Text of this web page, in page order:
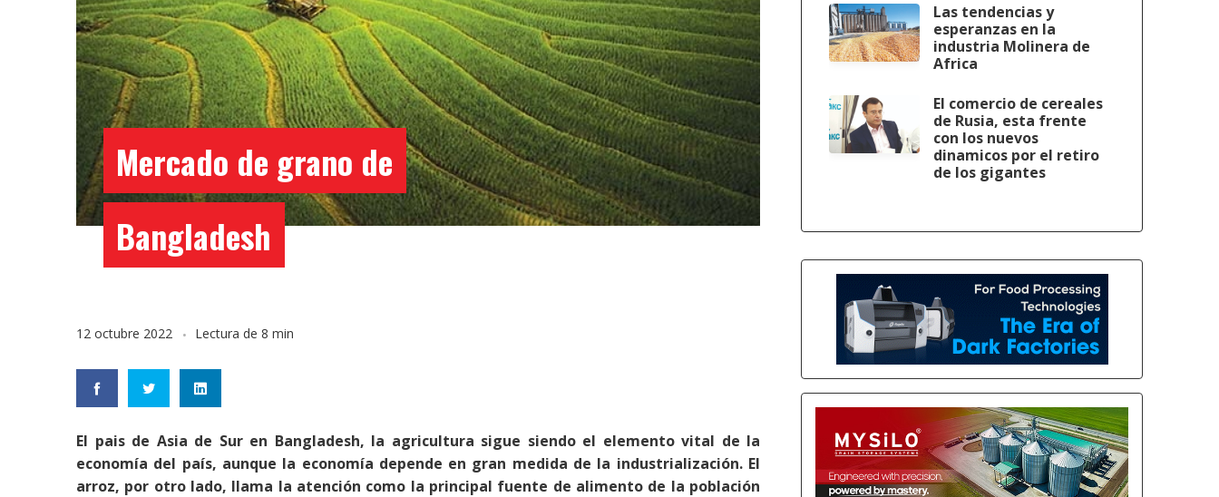
Mercado de grano de
Bangladesh
12 octubre 2022 Lectura de 8 min
El pais de Asia de Sur en Bangladesh, la agricultura sigue siendo el elemento vital de la
economía del país, aunque la economía depende en gran medida de la industrialización. El
arroz, por otro lado, llama la atención como la principal fuente de alimento de la población
Las tendencias y
esperanzas en la
industria Molinera de
Africa
El comercio de cereales
de Rusia, esta frente
con los nuevos
dinamicos por el retiro
de los gigantes